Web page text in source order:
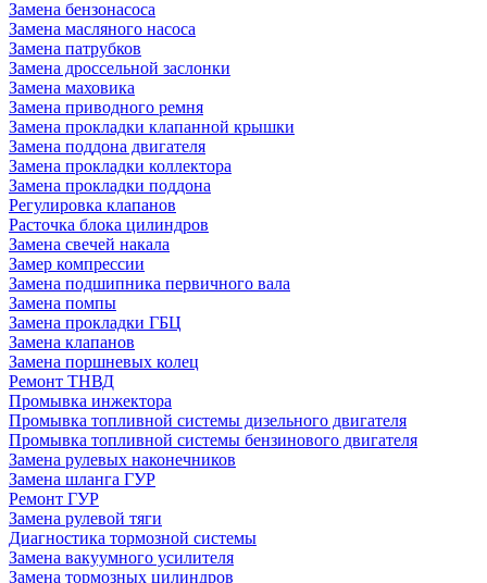
Замена бензонасоса
Замена масляного насоса
Замена патрубков
Замена дроссельной заслонки
Замена маховика
Замена приводного ремня
Замена прокладки клапанной крышки
Замена поддона двигателя
Замена прокладки коллектора
Замена прокладки поддона
Регулировка клапанов
Расточка блока цилиндров
Замена свечей накала
Замер компрессии
Замена подшипника первичного вала
Замена помпы
Замена прокладки ГБЦ
Замена клапанов
Замена поршневых колец
Ремонт ТНВД
Промывка инжектора
Промывка топливной системы дизельного двигателя
Промывка топливной системы бензинового двигателя
Замена рулевых наконечников
Замена шланга ГУР
Ремонт ГУР
Замена рулевой тяги
Диагностика тормозной системы
Замена вакуумного усилителя
Замена тормозных цилиндров